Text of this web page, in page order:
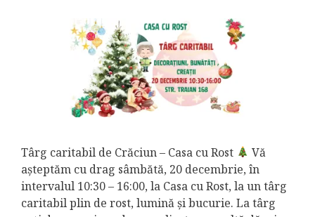
Târg caritabil de Crăciun – Casa cu Rost
Vă
așteptăm cu drag sâmbătă, 20 decembrie, în
intervalul 10:30 – 16:00, la Casa cu Rost, la un târg
caritabil plin de rost, lumină și bucurie. La târg